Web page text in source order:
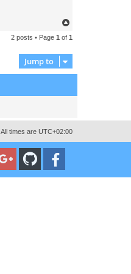
p
2 posts • Page 1 of 1
Jump to
All times are UTC+02:00